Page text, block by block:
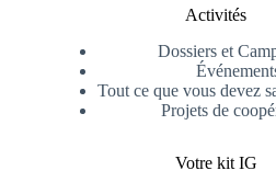
Activités
Dossiers et
Tout ce que vous devez
Projets de
Votre kit IG